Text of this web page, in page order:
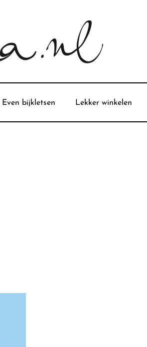
Even bijkletsen Lekker winkelen